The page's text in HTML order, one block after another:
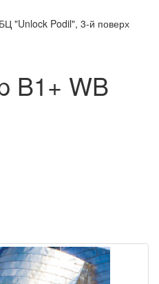
"Unlock Podil", 3-й поверх
B1+ WB